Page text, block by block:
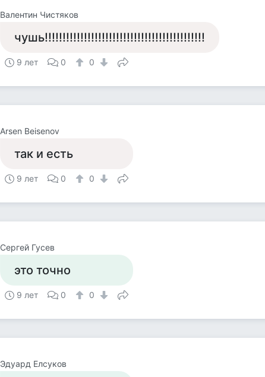
Валентин Чистяков
чушь!!!!!!!!!!!!!!!!!!!!!!!!!!!!!!!!!!!!!!!!!!!!!
9 лет 0 0
Arsen Beisenov
так и есть
9 лет 0 0
Сергей Гусев
это точно
9 лет 0 0
Эдуард Елсуков